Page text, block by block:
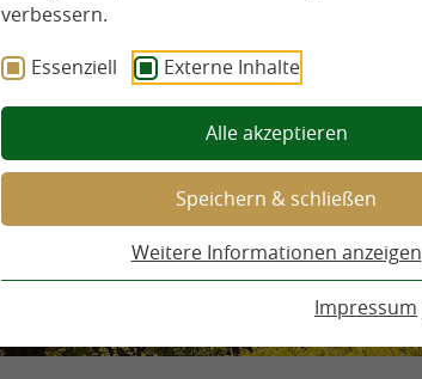
verbessern.
Essenziell
Externe Inhalte
Alle akzeptieren
Speichern & schließen
Weitere Informationen anzeigen
Impressum